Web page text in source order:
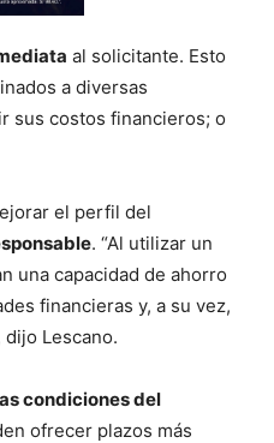
al solicitante. Esto
a diversas
sus costos financieros; o
el perfil del
. “Al utilizar un
una capacidad de ahorro
financieras y, a su vez,
Lescano.
condiciones del
ofrecer plazos más